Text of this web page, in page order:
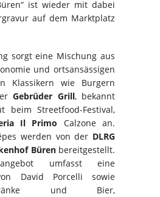
ist wieder mit dabei
auf dem Marktplatz
sorgt eine Mischung aus
und ortsansässigen
Klassikern wie Burgern
Gebrüder Grill, bekannt
beim Streetfood-Festival,
Il Primo Calzone an.
werden von der DLRG
Bürenbereitgestellt.
umfasst eine
David Porcelli sowie
und Bier,